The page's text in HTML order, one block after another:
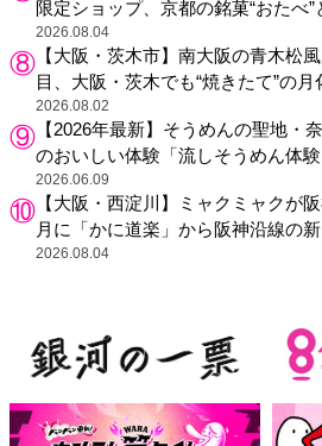
限定ショップ、京都の銘菓“おたべ
2026.08.04
【大阪・茨木市】南大阪の青木松
目、大阪・茨木でも“焼きたて”の
2026.08.02
【2026年最新】そうめんの聖地・
のおいしい体験「流しそうめん体
2026.06.09
【大阪・西淀川】ミャクミャクが
月に「かに道楽」から阪神沿線の
越し
2026.08.04